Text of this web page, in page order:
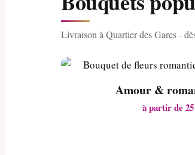
Livraison à Quartier des Gares -
Amour &
à partir de